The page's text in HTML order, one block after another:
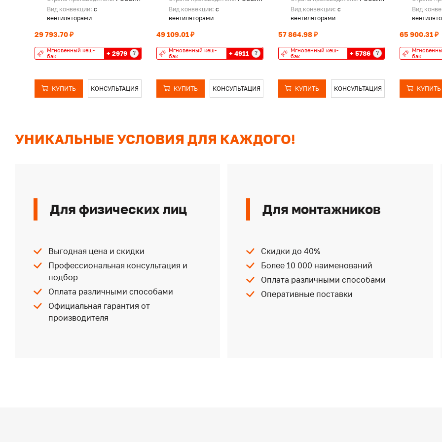
Вид конвекции: с
вентиляторами
29 793.70 ₽
Мгновенный кеш-
бэк
+ 2979 ?
КУПИТЬ КОНСУЛЬТАЦИЯ
Вид конвекции: с
вентиляторами
49 109.01 ₽
Мгновенный кеш-
бэк
+ 4911 ?
КУПИТЬ КОНСУЛЬТАЦИЯ
Вид конвекции: с
вентиляторами
57 864.98 ₽
Мгновенный кеш-
бэк
+ 5786 ?
КУПИТЬ КОНСУЛЬТАЦИЯ
Вид
65 900.31 ₽
бэк
КУПИТЬ
УНИКАЛЬНЫЕ УСЛОВИЯ ДЛЯ КАЖДОГО!
Для физических лиц
Выгодная цена и скидки
Профессиональная консультация и
подбор
Оплата различными способами
Официальная гарантия от
производителя
Для монтажников
Скидки до 40%
Более 10 000 наименований
Оплата различными способами
Оперативные поставки